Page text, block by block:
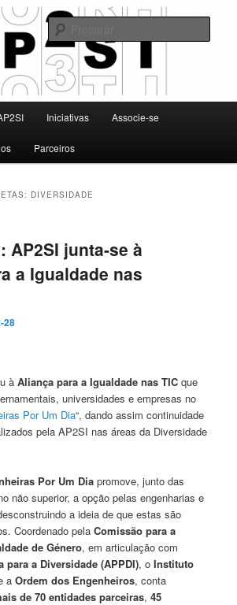
para a Promoção da Segurança da Informação
Iniciativas Associe-se
Parceiros
DIVERSIDADE
AP2SI junta-se à
a Igualdade nas
28
àAliança para a Igualdade nas TIC que
universidades e empresas no
Por Um Dia“, dando assim continuidade
pela AP2SI nas áreas da Diversidade
Por Um Dia promove, junto das
não superior, a opção pelas engenharias e
a ideia de que estas são
Coordenado pelaComissão para a
de Género, em articulação com
para a Diversidade (APPDI), oInstituto
aOrdem dos Engenheiros, conta
de 70 entidades parceiras,45